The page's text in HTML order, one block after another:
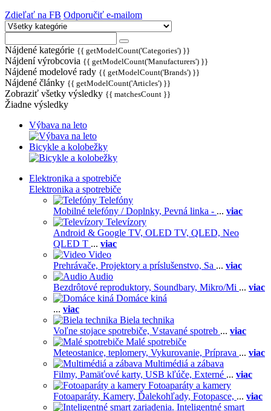
Zdieľať na FB Odporučiť e-mailom
Nájdené kategórie {{ getModelCount('Categories') }}
Nájdení výrobcovia {{ getModelCount('Manufacturers') }}
Nájdené modelové rady {{ getModelCount('Brands') }}
Nájdené články {{ getModelCount('Articles') }}
Zobraziť všetky výsledky {{ matchesCount }}
Žiadne výsledky
Výbava na leto
Bicykle a kolobežky
Elektronika a spotrebiče
Elektronika a spotrebiče
Telefóny
Mobilné telefóny / Doplnky, Pevná linka - ... viac
Televízory
Android & Google TV, OLED TV, QLED, Neo
QLED T ... viac
Video
Prehrávače, Projektory a príslušenstvo, Sa ... viac
Audio
Bezdrôtové reproduktory, Soundbary, Mikro/Mi ... viac
Domáce kiná
... viac
Biela technika
Voľne stojace spotrebiče, Vstavané spotreb ... viac
Malé spotrebiče
Meteostanice, teplomery, Vykurovanie, Príprava ... viac
Multimédiá a zábava
Filmy, Pamäťové karty, USB kľúče, Externé ... viac
Fotoaparáty a kamery
Fotoaparáty, Kamery, Ďalekohľady, Fotopasce, ... viac
Inteligentné smart